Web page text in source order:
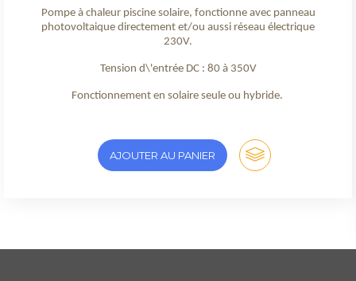
Pompe à chaleur piscine solaire, fonctionne avec panneau
photovoltaique directement et/ou aussi réseau électrique
230V.
Tension d\'entrée DC : 80 à 350V
Fonctionnement en solaire seule ou hybride.
AJOUTER AU PANIER